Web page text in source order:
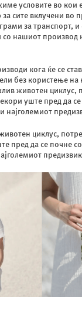
условите во кои
сите вклучени во
за транспорт, и
нашиот производ
кога ќе се
без користење
животен циклус,
уште пред да
најголемиот
циклус,
пред да се почне